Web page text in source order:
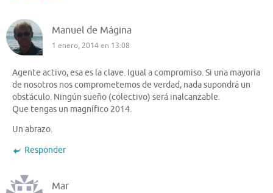
Manuel de Mágina
1 enero, 2014 en 13:08
Agente activo, esa es la clave. Igual a compromiso. Si una mayoría
de nosotros nos comprometemos de verdad, nada supondrá un
obstáculo. Ningún sueño (colectivo) será inalcanzable.
Que tengas un magnífico 2014.
Un abrazo.
Responder
Mar